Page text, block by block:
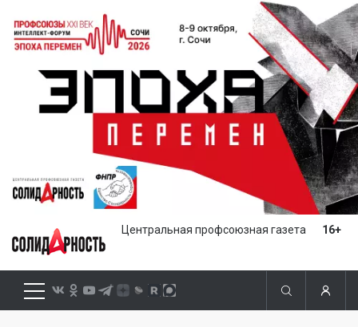
Центральная профсоюзная газета 16+